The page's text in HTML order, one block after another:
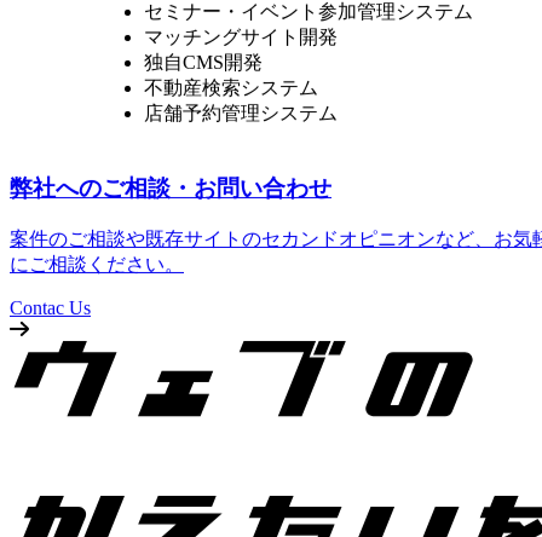
セミナー・イベント参加管理システム
マッチングサイト開発
独自CMS開発
不動産検索システム
店舗予約管理システム
弊社へのご相談・お問い合わせ
案件のご相談や既存サイトのセカンドオピニオンなど、お気
にご相談ください。
Contac Us